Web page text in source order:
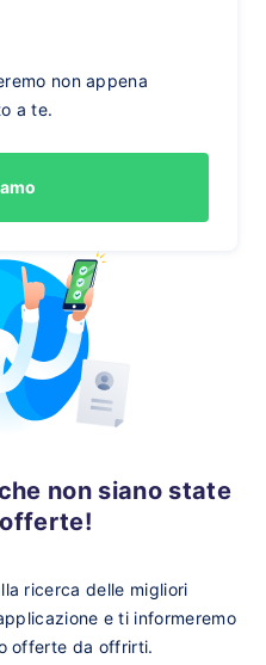
non appena
a te.
non siano state
ricerca delle migliori
e ti informeremo
offerte da offrirti.